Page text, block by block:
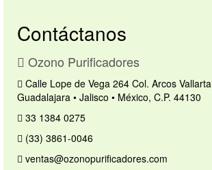
Contáctanos
Ozono Purificadores
Calle Lope de Vega 264 Col. Arcos Vallarta
Guadalajara • Jalisco • México, C.P. 44130
33 1384 0275
(33) 3861-0046
ventas@ozonopurificadores.com